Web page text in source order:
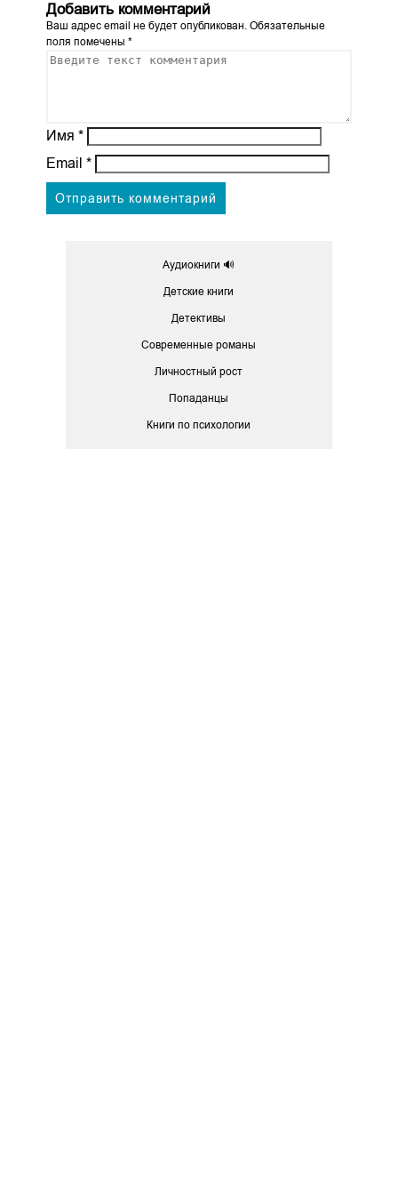
Добавить комментарий
Ваш адрес email не будет опубликован.Обязательные
поля помечены *
Имя *
Email *
Аудиокниги 🔊
Детские книги
Детективы
Современные романы
Личностный рост
Попаданцы
Книги по психологии